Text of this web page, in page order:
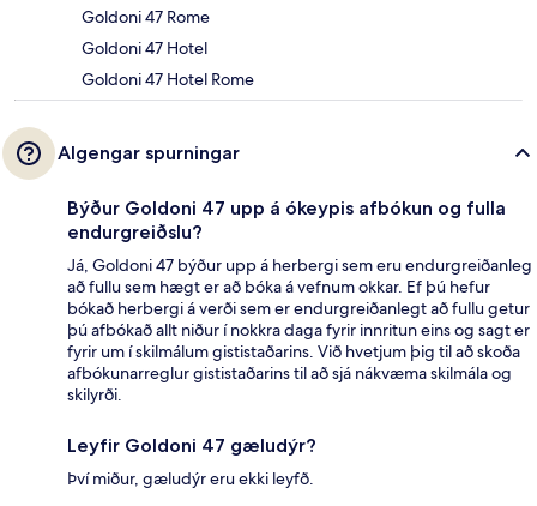
Goldoni 47 Rome
Goldoni 47 Hotel
Goldoni 47 Hotel Rome
Algengar spurningar
Býður Goldoni 47 upp á ókeypis afbókun og fulla
endurgreiðslu?
Já, Goldoni 47 býður upp á herbergi sem eru endurgreiðanleg
að fullu sem hægt er að bóka á vefnum okkar. Ef þú hefur
bókað herbergi á verði sem er endurgreiðanlegt að fullu getur
þú afbókað allt niður í nokkra daga fyrir innritun eins og sagt er
fyrir um í skilmálum gististaðarins. Við hvetjum þig til að skoða
afbókunarreglur gististaðarins til að sjá nákvæma skilmála og
skilyrði.
Leyfir Goldoni 47 gæludýr?
Því miður, gæludýr eru ekki leyfð.